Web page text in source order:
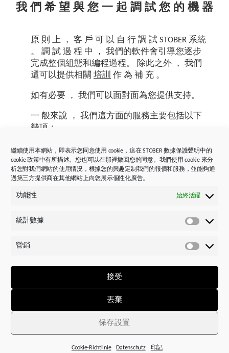
繼續使用本網站，即表示您同意使用 cookie，這在 STOBER 數據保護聲明中的
cookie 政策中有所描述。您也可以在那裡撤回您的同意。我們使用 cookie 來分
析您對我們網站的使用情況，根據您的興趣定制我們的報價和服務，並能夠通
過第三方提供商在其他網站上向您展示個性化廣告。
功能性 始終活躍
統計數據
數
營銷
接受
丟棄
保存設置
Cookie-Richtlinie Datenschutz 印記
我 們 希 望 與 您 一 起 調 試 您 的 機 器
原 則 上 ， 客 戶 可 以 自 行 調 試 STOBER 系統
。 調 試 過 程 中 ， 我們的軟件會引導您逐步
完成整個組態和編程過程。 除此之外 ， 我們
還可以提供相關 培訓 作 為 補 充 。
如有必要 ， 我們可以面對面為您提供支持。
一 般來說 ， 我們這方面的服務主要包括以下
幾項：
✓ 檢 查 安 裝 情 況
✓ 組 態 與 編 程